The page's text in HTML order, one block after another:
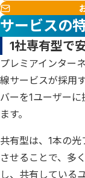
サービスの
1社専有型で
プレミアインター
線サービスが採用
バーを1ユーザー
ます。
共有型は、1本の
させることで、多
し、共有している